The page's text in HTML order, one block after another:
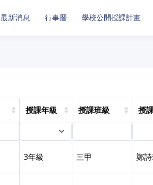
最新消息 行事曆 學校公開授課計畫
授課年級 授課班級 授
3年級 三甲 鄭